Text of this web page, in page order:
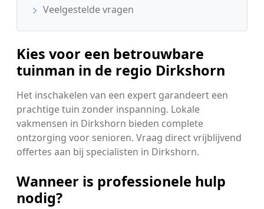
Veelgestelde vragen
Kies voor een betrouwbare
tuinman in de regio Dirkshorn
Het inschakelen van een expert garandeert een
prachtige tuin zonder inspanning. Lokale
vakmensen in Dirkshorn bieden complete
ontzorging voor senioren. Vraag direct vrijblijvend
offertes aan bij specialisten in Dirkshorn.
Wanneer is professionele hulp
nodig?